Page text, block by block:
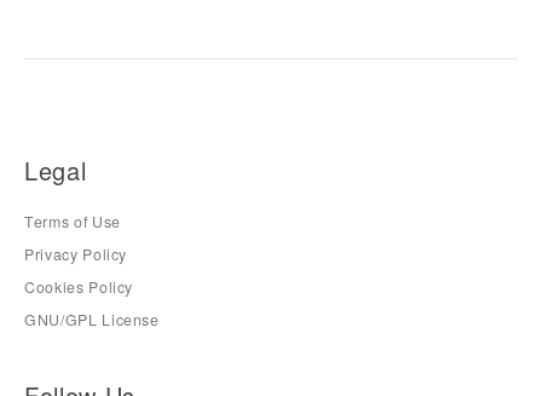
Legal
Terms of Use
Privacy Policy
Cookies Policy
GNU/GPL License